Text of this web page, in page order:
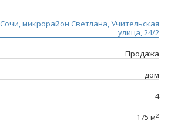
Сочи, микрорайон Светлана, Учительская
улица, 24/2
Продажа
дом
4
175 м2